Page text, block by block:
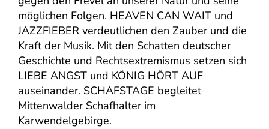
möglichen Folgen. HEAVEN CAN WAIT und
JAZZFIEBER verdeutlichen den Zauber und die
Kraft der Musik. Mit den Schatten deutscher
Geschichte und Rechtsextremismus setzen sich
LIEBE ANGST und KÖNIG HÖRT AUF
auseinander. SCHAFSTAGE begleitet
Mittenwalder Schafhalter im
Karwendelgebirge.